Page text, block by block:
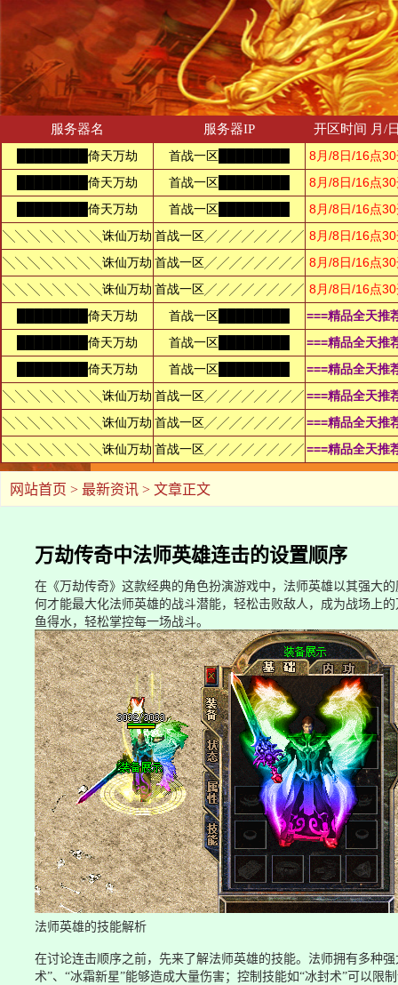
网站首页 > 最新资讯 > 文章正文
万劫传奇中法师英雄连击的设置顺序
在《万劫传奇》这款经典的角色扮演游戏中，法师英雄以其强大
何才能最大化法师英雄的战斗潜能，轻松击败敌人，成为战场上
鱼得水，轻松掌控每一场战斗。
法师英雄的技能解析
在讨论连击顺序之前，先来了解法师英雄的技能。法师拥有多种
术”、“冰霜新星”能够造成大量伤害；控制技能如“冰封术”可以